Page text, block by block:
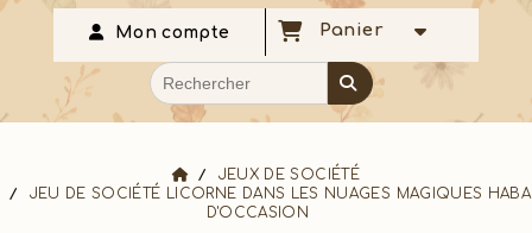
Mon compte Panier
JEUX DE SOCIÉTÉ
JEU DE SOCIÉTÉ LICORNE DANS LES NUAGES MAGIQUES HABA
D'OCCASION